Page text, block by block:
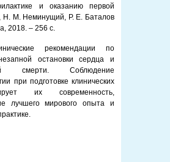
и оказанию первой
М. Неминущий, Р. Е. Баталов
2018. – 256 с.
рекомендации по
остановки сердца и
смерти. Соблюдение
при подготовке клинических
их современность,
лучшего мирового опыта и